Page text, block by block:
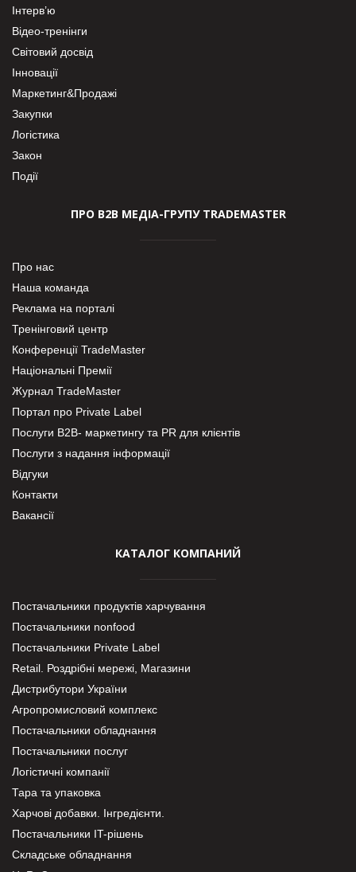
Інтерв’ю
Відео-тренінги
Світовий досвід
Інновації
Маркетинг&Продажі
Закупки
Логістика
Закон
Події
ПРО В2В МЕДІА-ГРУПУ TRADEMASTER
Про нас
Наша команда
Реклама на порталі
Тренінговий центр
Конференції TradeMaster
Національні Премії
Журнал TradeMaster
Портал про Private Label
Послуги В2В- маркетингу та PR для клієнтів
Послуги з надання інформації
Відгуки
Контакти
Вакансії
КАТАЛОГ КОМПАНИЙ
Постачальники продуктів харчування
Постачальники nonfood
Постачальники Private Label
Retail. Роздрібні мережі, Магазини
Дистрибутори України
Агропромисловий комплекс
Постачальники обладнання
Постачальники послуг
Логістичні компанії
Тара та упаковка
Харчові добавки. Інгредієнти.
Постачальники IT-рішень
Складське обладнання